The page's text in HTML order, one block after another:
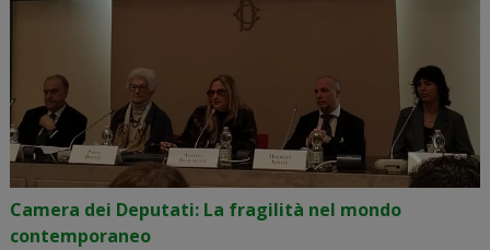
Camera dei Deputati: La fragilità nel mondo
contemporaneo